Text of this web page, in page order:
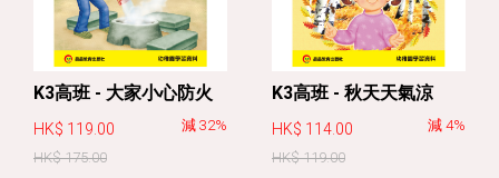
K3高班 - 大家小心防火
HK$ 119.00
HK$ 175.00
減 32%
K3高班 - 秋天天氣涼
HK$ 114.00
HK$ 119.00
減 4%